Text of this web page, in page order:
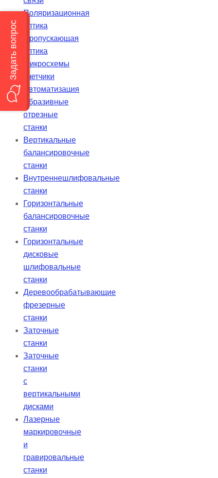
Поляризационная
оптика
Пропускающая
оптика
Микросхемы
счетчики
Автоматизация
Абразивные
отрезные
станки
Вертикальные
балансировочные
станки
Внутреннешлифовальные
станки
Горизонтальные
балансировочные
станки
Горизонтальные
дисковые
шлифовальные
станки
Деревообрабатывающие
фрезерные
станки
Заточные
станки
Заточные
станки
с
вертикальными
дисками
Лазерные
маркировочные
и
гравировальные
станки